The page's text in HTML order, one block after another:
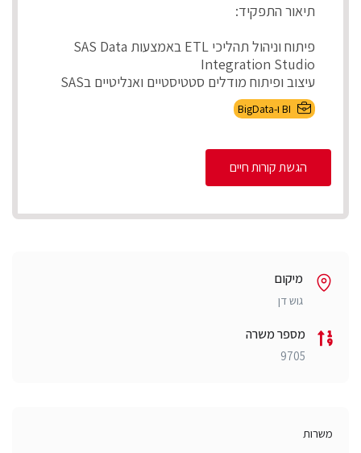
תיאור התפקיד:
פיתוח וניהול תהליכי ETL באמצעות SAS Data
Integration Studio
עיצוב ופיתוח מודלים סטטיסטיים ואנליטיים בSAS
ניהול ותחזוקת ...
BI ו-BigData
הגשת קורות חיים
מיקום
גוש דן
מספר משרה
9705
משרות